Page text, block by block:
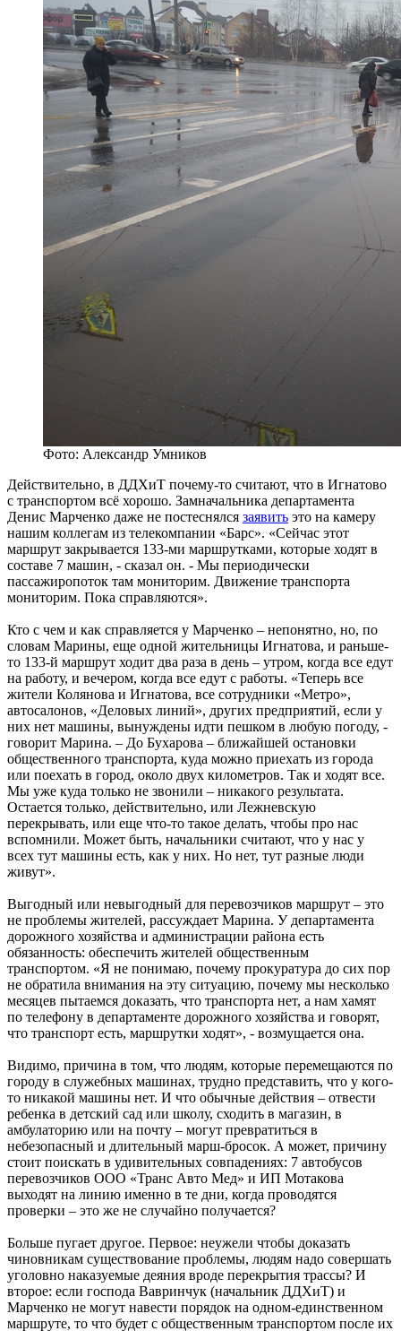
Фото: Александр Умников
Действительно, в ДДХиТ почему-то считают, что в Игнатово
с транспортом всё хорошо. Замначальника департамента
Денис Марченко даже не постеснялся заявить это на камеру
нашим коллегам из телекомпании «Барс». «Сейчас этот
маршрут закрывается 133-ми маршрутками, которые ходят в
составе 7 машин, - сказал он. - Мы периодически
пассажиропоток там мониторим. Движение транспорта
мониторим. Пока справляются».
Кто с чем и как справляется у Марченко – непонятно, но, по
словам Марины, еще одной жительницы Игнатова, и раньше-
то 133-й маршрут ходит два раза в день – утром, когда все едут
на работу, и вечером, когда все едут с работы. «Теперь все
жители Колянова и Игнатова, все сотрудники «Метро»,
автосалонов, «Деловых линий», других предприятий, если у
них нет машины, вынуждены идти пешком в любую погоду, -
говорит Марина. – До Бухарова – ближайшей остановки
общественного транспорта, куда можно приехать из города
или поехать в город, около двух километров. Так и ходят все.
Мы уже куда только не звонили – никакого результата.
Остается только, действительно, или Лежневскую
перекрывать, или еще что-то такое делать, чтобы про нас
вспомнили. Может быть, начальники считают, что у нас у
всех тут машины есть, как у них. Но нет, тут разные люди
живут».
Выгодный или невыгодный для перевозчиков маршрут – это
не проблемы жителей, рассуждает Марина. У департамента
дорожного хозяйства и администрации района есть
обязанность: обеспечить жителей общественным
транспортом. «Я не понимаю, почему прокуратура до сих пор
не обратила внимания на эту ситуацию, почему мы несколько
месяцев пытаемся доказать, что транспорта нет, а нам хамят
по телефону в департаменте дорожного хозяйства и говорят,
что транспорт есть, маршрутки ходят», - возмущается она.
Видимо, причина в том, что людям, которые перемещаются по
городу в служебных машинах, трудно представить, что у кого-
то никакой машины нет. И что обычные действия – отвести
ребенка в детский сад или школу, сходить в магазин, в
амбулаторию или на почту – могут превратиться в
небезопасный и длительный марш-бросок. А может, причину
стоит поискать в удивительных совпадениях: 7 автобусов
перевозчиков ООО «Транс Авто Мед» и ИП Мотакова
выходят на линию именно в те дни, когда проводятся
проверки – это же не случайно получается?
Больше пугает другое. Первое: неужели чтобы доказать
чиновникам существование проблемы, людям надо совершать
уголовно наказуемые деяния вроде перекрытия трассы? И
второе: если господа Вавринчук (начальник ДДХиТ) и
Марченко не могут навести порядок на одном-единственном
маршруте, то что будет с общественным транспортом после их